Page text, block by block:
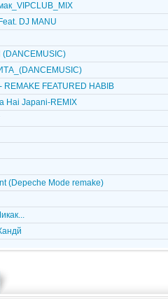
DJ MANU
FEATURED HABIB
Hai Japani-REMIX
(Depeche Mode remake)